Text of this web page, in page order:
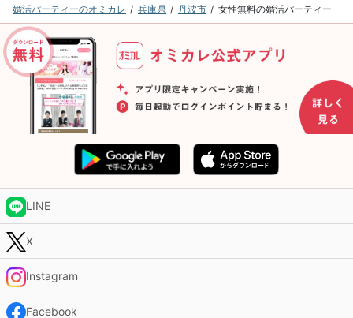
婚活パーティーのオミカレ 兵庫県 丹波市 女性無料の婚活パーティー
LINE
X
Instagram
Facebook